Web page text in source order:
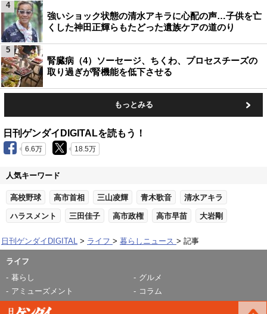
強いショック状態の清水アキラに心配の声…子供を亡
くした神田正輝らもたどった遺族ケアの道のり
4
腎臓病（4）ソーセージ、ちくわ、プロセスチーズの
取り過ぎが腎機能を低下させる
5
もっとみる
日刊ゲンダイDIGITALを読もう！
6.6万 18.5万
人気キーワード
高校野球 高市首相 三山凌輝 青木歌音 清水アキラ
ハラスメント 三田佳子 高市政権 高市早苗 大岩剛
日刊ゲンダイDIGITAL ライフ 暮らしニュース 記事
ライフ
暮らし
グルメ
アミューズメント
コラム